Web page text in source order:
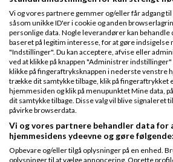
verden. If you can dream it,
herfra!
Bogføringsvirksomhed/
Naalu
skrev den sø, 07
Tak for dit indlæg - du gør
mig til at tænke om igen -
Vi og vores partnere gemmer og/eller får adgang til
såsom unikke ID'er i cookie og anden
personlige data. Nogle leverandører kan behandle
baseret på legitim interesse, for at gøre indsigelse
"Indstillinger". Du kan acceptere, afvise eller
ved at klikke på knappen "Administrer
klikke på fingeraftryksknappen i nederste venstre
trække dit samtykke tilbage, klik på fingeraftrykket
hjemmesiden og klik på menupunktet Mine data,
dit samtykke tilbage. Disse valg vil blive signaleret
påvirke browserdata.
Vi og vores partnere behandler data for
hjemmesidens ydeevne og gøre følgende:
Opbevare og/eller tilgå oplysninger på en enhed.
oplysninger til at vælge annoncering. Oprette